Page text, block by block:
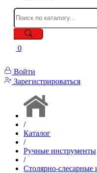
0
Войти
Зарегистрироваться
/
Каталог
/
Ручные инструменты
/
Столярно-слесарные